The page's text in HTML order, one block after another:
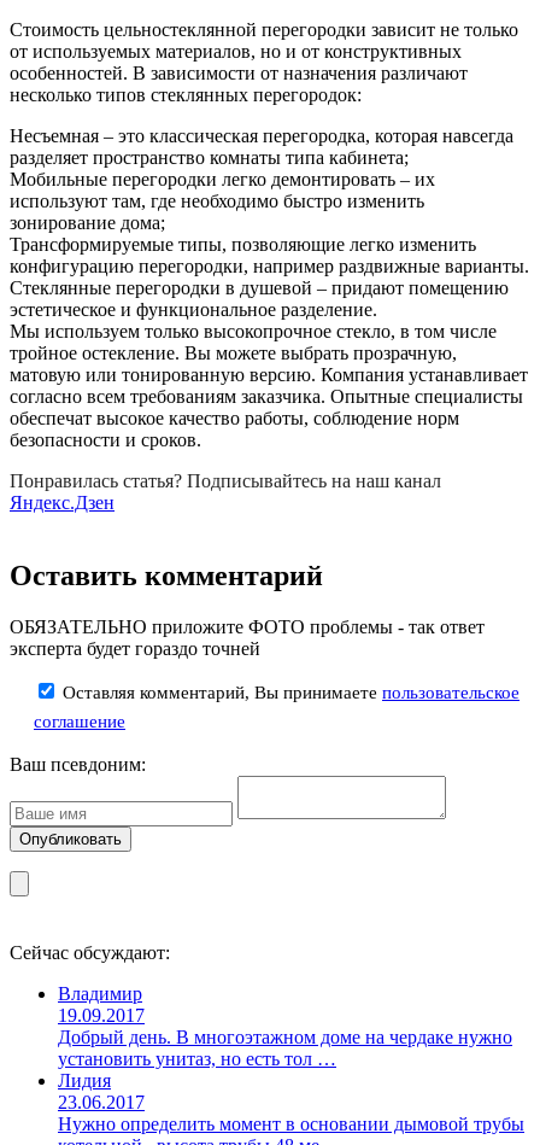
Стоимость цельностеклянной перегородки зависит не только
от используемых материалов, но и от конструктивных
особенностей. В зависимости от назначения различают
несколько типов стеклянных перегородок:
Несъемная – это классическая перегородка, которая навсегда
разделяет пространство комнаты типа кабинета;
Мобильные перегородки легко демонтировать – их
используют там, где необходимо быстро изменить
зонирование дома;
Трансформируемые типы, позволяющие легко изменить
конфигурацию перегородки, например раздвижные варианты.
Стеклянные перегородки в душевой – придают помещению
эстетическое и функциональное разделение.
Мы используем только высокопрочное стекло, в том числе
тройное остекление. Вы можете выбрать прозрачную,
матовую или тонированную версию. Компания устанавливает
согласно всем требованиям заказчика. Опытные специалисты
обеспечат высокое качество работы, соблюдение норм
безопасности и сроков.
Понравилась статья? Подписывайтесь на наш канал
Яндекс.Дзен
Оставить комментарий
ОБЯЗАТЕЛЬНО приложите ФОТО проблемы - так ответ
эксперта будет гораздо точней
Оставляя комментарий, Вы принимаете пользовательское
соглашение
Ваш псевдоним:
Сейчас обсуждают:
Владимир
19.09.2017
Добрый день. В многоэтажном доме на чердаке нужно
установить унитаз, но есть тол …
Лидия
23.06.2017
Нужно определить момент в основании дымовой трубы